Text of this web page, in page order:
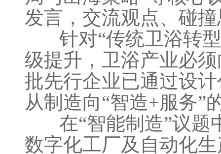
发言，交流观点、碰
针对“传统卫浴转型
级提升，卫浴产业必
批先行企业已通过设
从制造向“智造+服务”
在“智能制造”议题
数字化工厂及自动化